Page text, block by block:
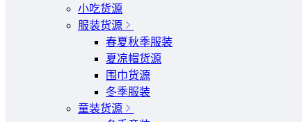
小吃货源
服装货源
春夏秋季服装
夏凉帽货源
围巾货源
冬季服装
童装货源